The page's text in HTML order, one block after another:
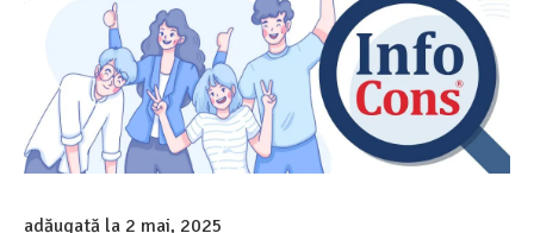
adăugată la 2 mai, 2025